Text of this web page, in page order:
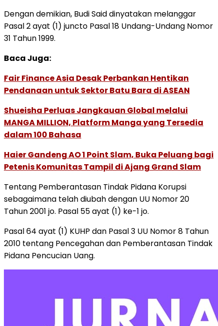
Dengan demikian, Budi Said dinyatakan melanggar
Pasal 2 ayat (1) juncto Pasal 18 Undang-Undang Nomor
31 Tahun 1999.
Baca Juga:
Fair Finance Asia Desak Perbankan Hentikan
Pendanaan untuk Sektor Batu Bara di ASEAN
Shueisha Perluas Jangkauan Global melalui
MANGA MILLION, Platform Manga yang Tersedia
dalam 100 Bahasa
Haier Gandeng AO 1 Point Slam, Buka Peluang bagi
Petenis Komunitas Tampil di Ajang Grand Slam
Tentang Pemberantasan Tindak Pidana Korupsi
sebagaimana telah diubah dengan UU Nomor 20
Tahun 2001 jo. Pasal 55 ayat (1) ke-1 jo.
Pasal 64 ayat (1) KUHP dan Pasal 3 UU Nomor 8 Tahun
2010 tentang Pencegahan dan Pemberantasan Tindak
Pidana Pencucian Uang.